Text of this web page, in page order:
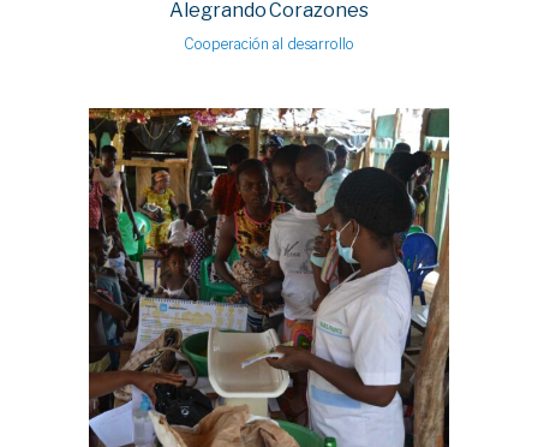
Alegrando Corazones
Cooperación al desarrollo